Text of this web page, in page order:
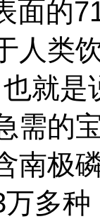
面的
人类
就
需的
南极
万多